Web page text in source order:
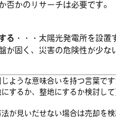
否かのリサーチは必要です。
る・・・ 太陽光発電所を設置
が固く、災害の危険性が少な
ような意味合いを持つ言葉で
するか、整地にするか検討して
法が見いだせない場合は売却を